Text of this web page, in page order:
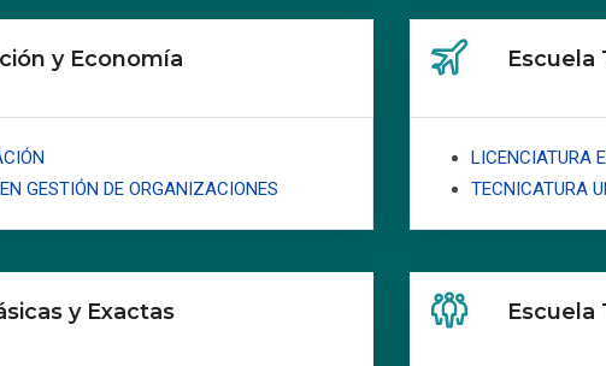
y Economía
GESTIÓN DE ORGANIZACIONES
Escuela
LICENCIATURA
TECNICATURA
y Exactas Escuela